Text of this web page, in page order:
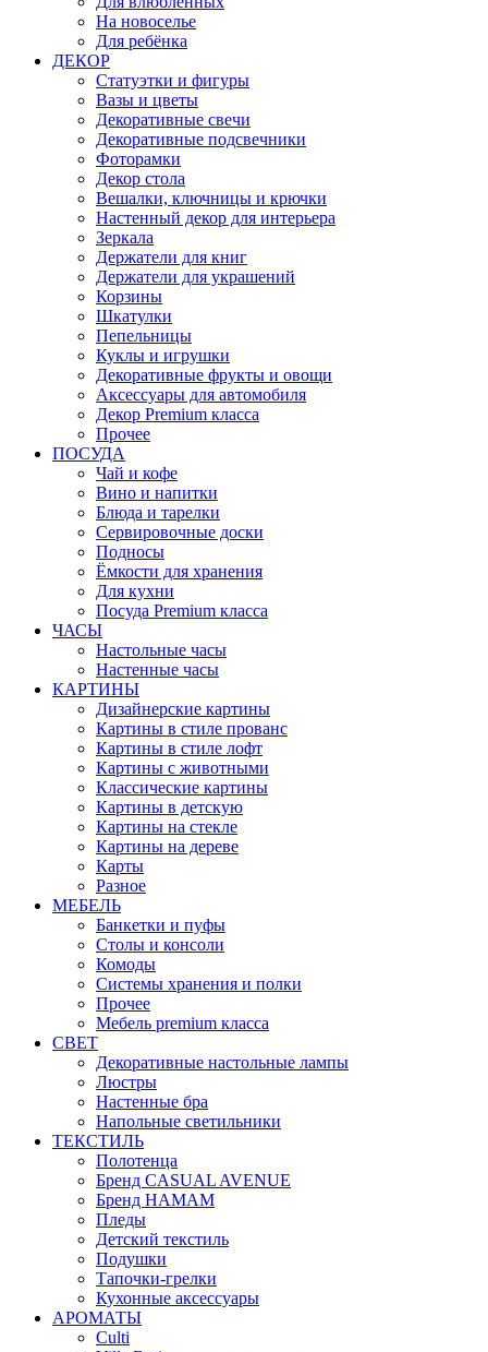
На новоселье
Для ребёнка
ДЕКОР
Статуэтки и фигуры
Вазы и цветы
Декоративные свечи
Декоративные подсвечники
Фоторамки
Декор стола
Вешалки, ключницы и крючки
Настенный декор для интерьера
Зеркала
Держатели для книг
Держатели для украшений
Корзины
Шкатулки
Пепельницы
Куклы и игрушки
Декоративные фрукты и овощи
Аксессуары для автомобиля
Декор Premium класса
Прочее
ПОСУДА
Чай и кофе
Вино и напитки
Блюда и тарелки
Сервировочные доски
Подносы
Ёмкости для хранения
Для кухни
Посуда Premium класса
ЧАСЫ
Настольные часы
Настенные часы
КАРТИНЫ
Дизайнерские картины
Картины в стиле прованс
Картины в стиле лофт
Картины с животными
Классические картины
Картины в детскую
Картины на стекле
Картины на дереве
Карты
Разное
МЕБЕЛЬ
Банкетки и пуфы
Столы и консоли
Комоды
Системы хранения и полки
Прочее
Мебель premium класса
СВЕТ
Декоративные настольные лампы
Люстры
Настенные бра
Напольные светильники
ТЕКСТИЛЬ
Полотенца
Бренд CASUAL AVENUE
Бренд HAMAM
Пледы
Детский текстиль
Подушки
Тапочки-грелки
Кухонные аксессуары
АРОМАТЫ
Culti